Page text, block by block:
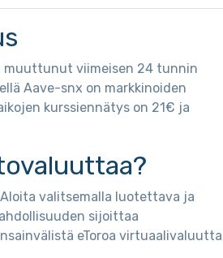
muuttunut viimeisen 24 tunnin
Aave-snx on markkinoiden
kurssiennätys on 21€ ja
valitsemalla luotettava ja
sijoittaa
eToroa virtuaalivaluutta